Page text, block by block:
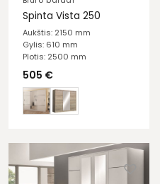
Spinta Vista 250
Aukštis: 2150 mm
Gylis: 610 mm
Plotis: 2500 mm
505 €